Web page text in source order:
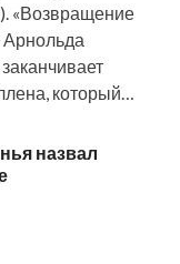
«Возвращение
Арнольда
который…
назвал